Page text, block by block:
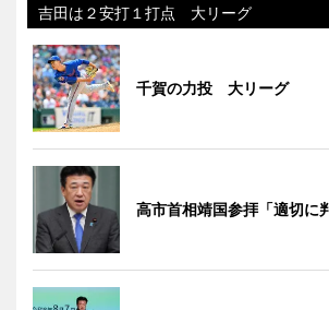
吉田は２安打１打点 大リーグ
千賀の力投 大リーグ
高市首相靖国参拝「適切に